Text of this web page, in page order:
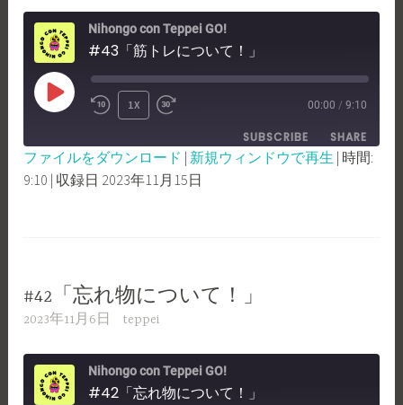
Nihongo con Teppei GO!
#43「筋トレについて！」
PLAY
REWIND
10
SECONDS
1X
FAST
FORWARD
30
00:00 / 9:10
SUBSCRIBE SHARE
SHARE
ファイルをダウンロード | 新規ウィンドウで再生 | 時間:
9:10 | 収録日 2023年11月15日
#42「忘れ物について！」
2023年11月6日 teppei
Nihongo con Teppei GO!
#42「忘れ物について！」